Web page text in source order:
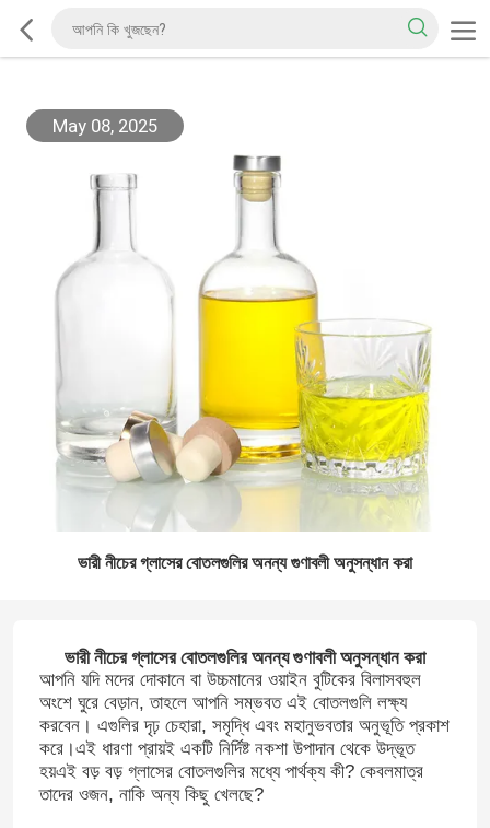
May 08, 2025
ভারী নীচের গ্লাসের বোতলগুলির অনন্য গুণাবলী অনুসন্ধান করা
ভারী নীচের গ্লাসের বোতলগুলির অনন্য গুণাবলী অনুসন্ধান করা
আপনি যদি মদের দোকানে বা উচ্চমানের ওয়াইন বুটিকের বিলাসবহুল
অংশে ঘুরে বেড়ান, তাহলে আপনি সম্ভবত এই বোতলগুলি লক্ষ্য
করবেন। এগুলির দৃঢ় চেহারা, সমৃদ্ধি এবং মহানুভবতার অনুভূতি প্রকাশ
করে।এই ধারণা প্রায়ই একটি নির্দিষ্ট নকশা উপাদান থেকে উদ্ভূত
হয়এই বড় বড় গ্লাসের বোতলগুলির মধ্যে পার্থক্য কী? কেবলমাত্র
তাদের ওজন, নাকি অন্য কিছু খেলছে?